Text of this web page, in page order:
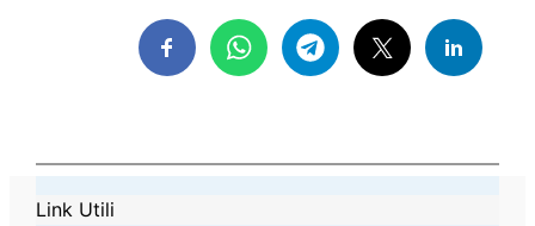
Link Utili